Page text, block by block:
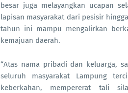
besar juga melayangkan ucapan
lapisan masyarakat dari pesisir
tahun ini mampu mengalirkan
kemajuan daerah.
“Atas nama pribadi dan keluarga,
seluruh masyarakat Lampung
keberkahan, mempererat tali